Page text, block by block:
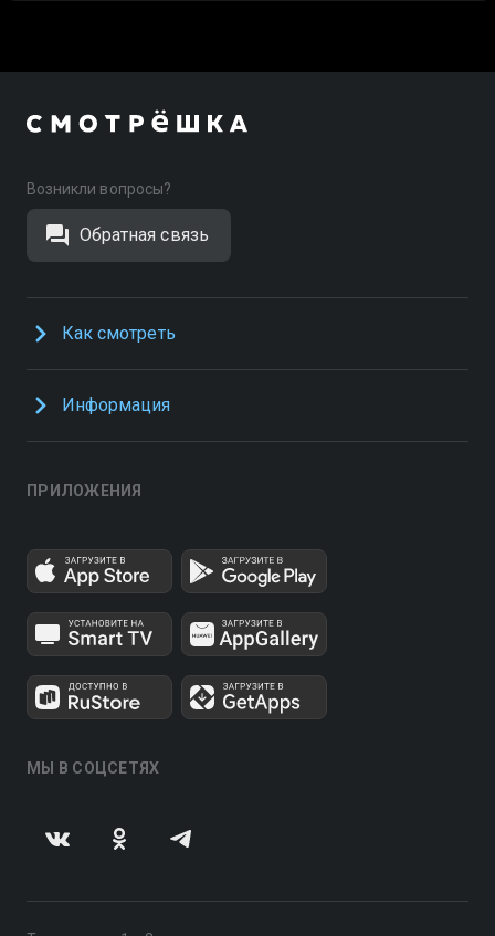
Возникли вопросы?
Обратная связь
Как смотреть
Информация
ПРИЛОЖЕНИЯ
МЫ В СОЦСЕТЯХ